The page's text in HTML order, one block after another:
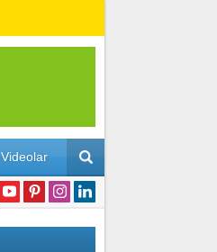
Videolar